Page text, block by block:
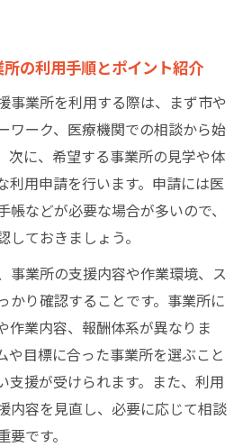
の利用手順とポイント紹介
事業所を利用する際は、まず市や
ワーク、医療機関での相談から始
次に、希望する事業所の見学や体
利用申請を行います。申請には医
帳などが必要な場合が多いので、
ておきましょう。
事業所の支援内容や作業環境、ス
かり確認することです。事業所に
作業内容、報酬体系が異なりま
や目標に合った事業所を選ぶこと
支援が受けられます。また、利用
内容を見直し、必要に応じて相談
です。